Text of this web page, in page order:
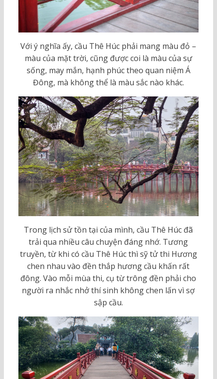
Với ý nghĩa ấy, cầu Thê Húc phải mang màu đỏ –
màu của mặt trời, cũng được coi là màu của sự
sống, may mắn, hạnh phúc theo quan niệm Á
Đông, mà không thể là màu sắc nào khác.
Trong lịch sử tồn tại của mình, cầu Thê Húc đã
trải qua nhiều câu chuyện đáng nhớ. Tương
truyền, từ khi có cầu Thê Húc thì sỹ tử thi Hương
chen nhau vào đền thắp hương cầu khấn rất
đông. Vào mỗi mùa thi, cụ từ trông đền phải cho
người ra nhắc nhở thí sinh không chen lấn vì sợ
sập cầu.